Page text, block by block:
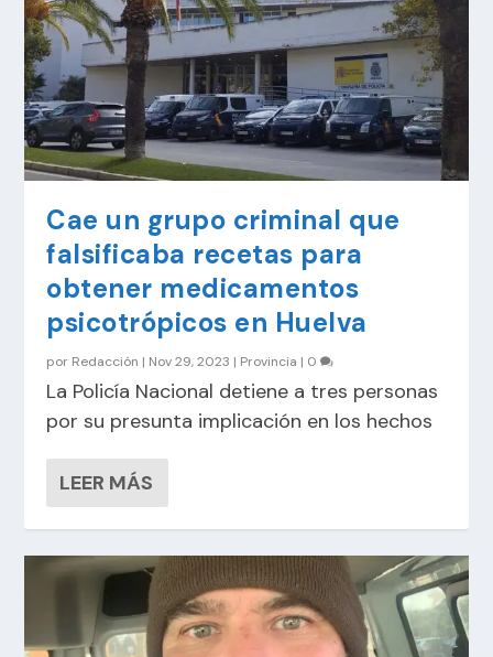
Cae un grupo criminal que
falsificaba recetas para
obtener medicamentos
psicotrópicos en Huelva
por Redacción | Nov 29, 2023 | Provincia | 0
La Policía Nacional detiene a tres personas
por su presunta implicación en los hechos
LEER MÁS